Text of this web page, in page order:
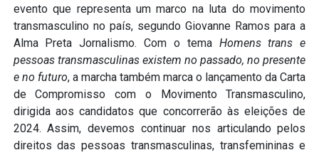
evento que representa um marco na luta do movimento
transmasculino no país, segundo Giovanne Ramos para a
Alma Preta Jornalismo. Com o tema Homens trans e
pessoas transmasculinas existem no passado, no presente
e no futuro, a marcha também marca o lançamento da Carta
de Compromisso com o Movimento Transmasculino,
dirigida aos candidatos que concorrerão às eleições de
2024. Assim, devemos continuar nos articulando pelos
direitos das pessoas transmasculinas, transfemininas e